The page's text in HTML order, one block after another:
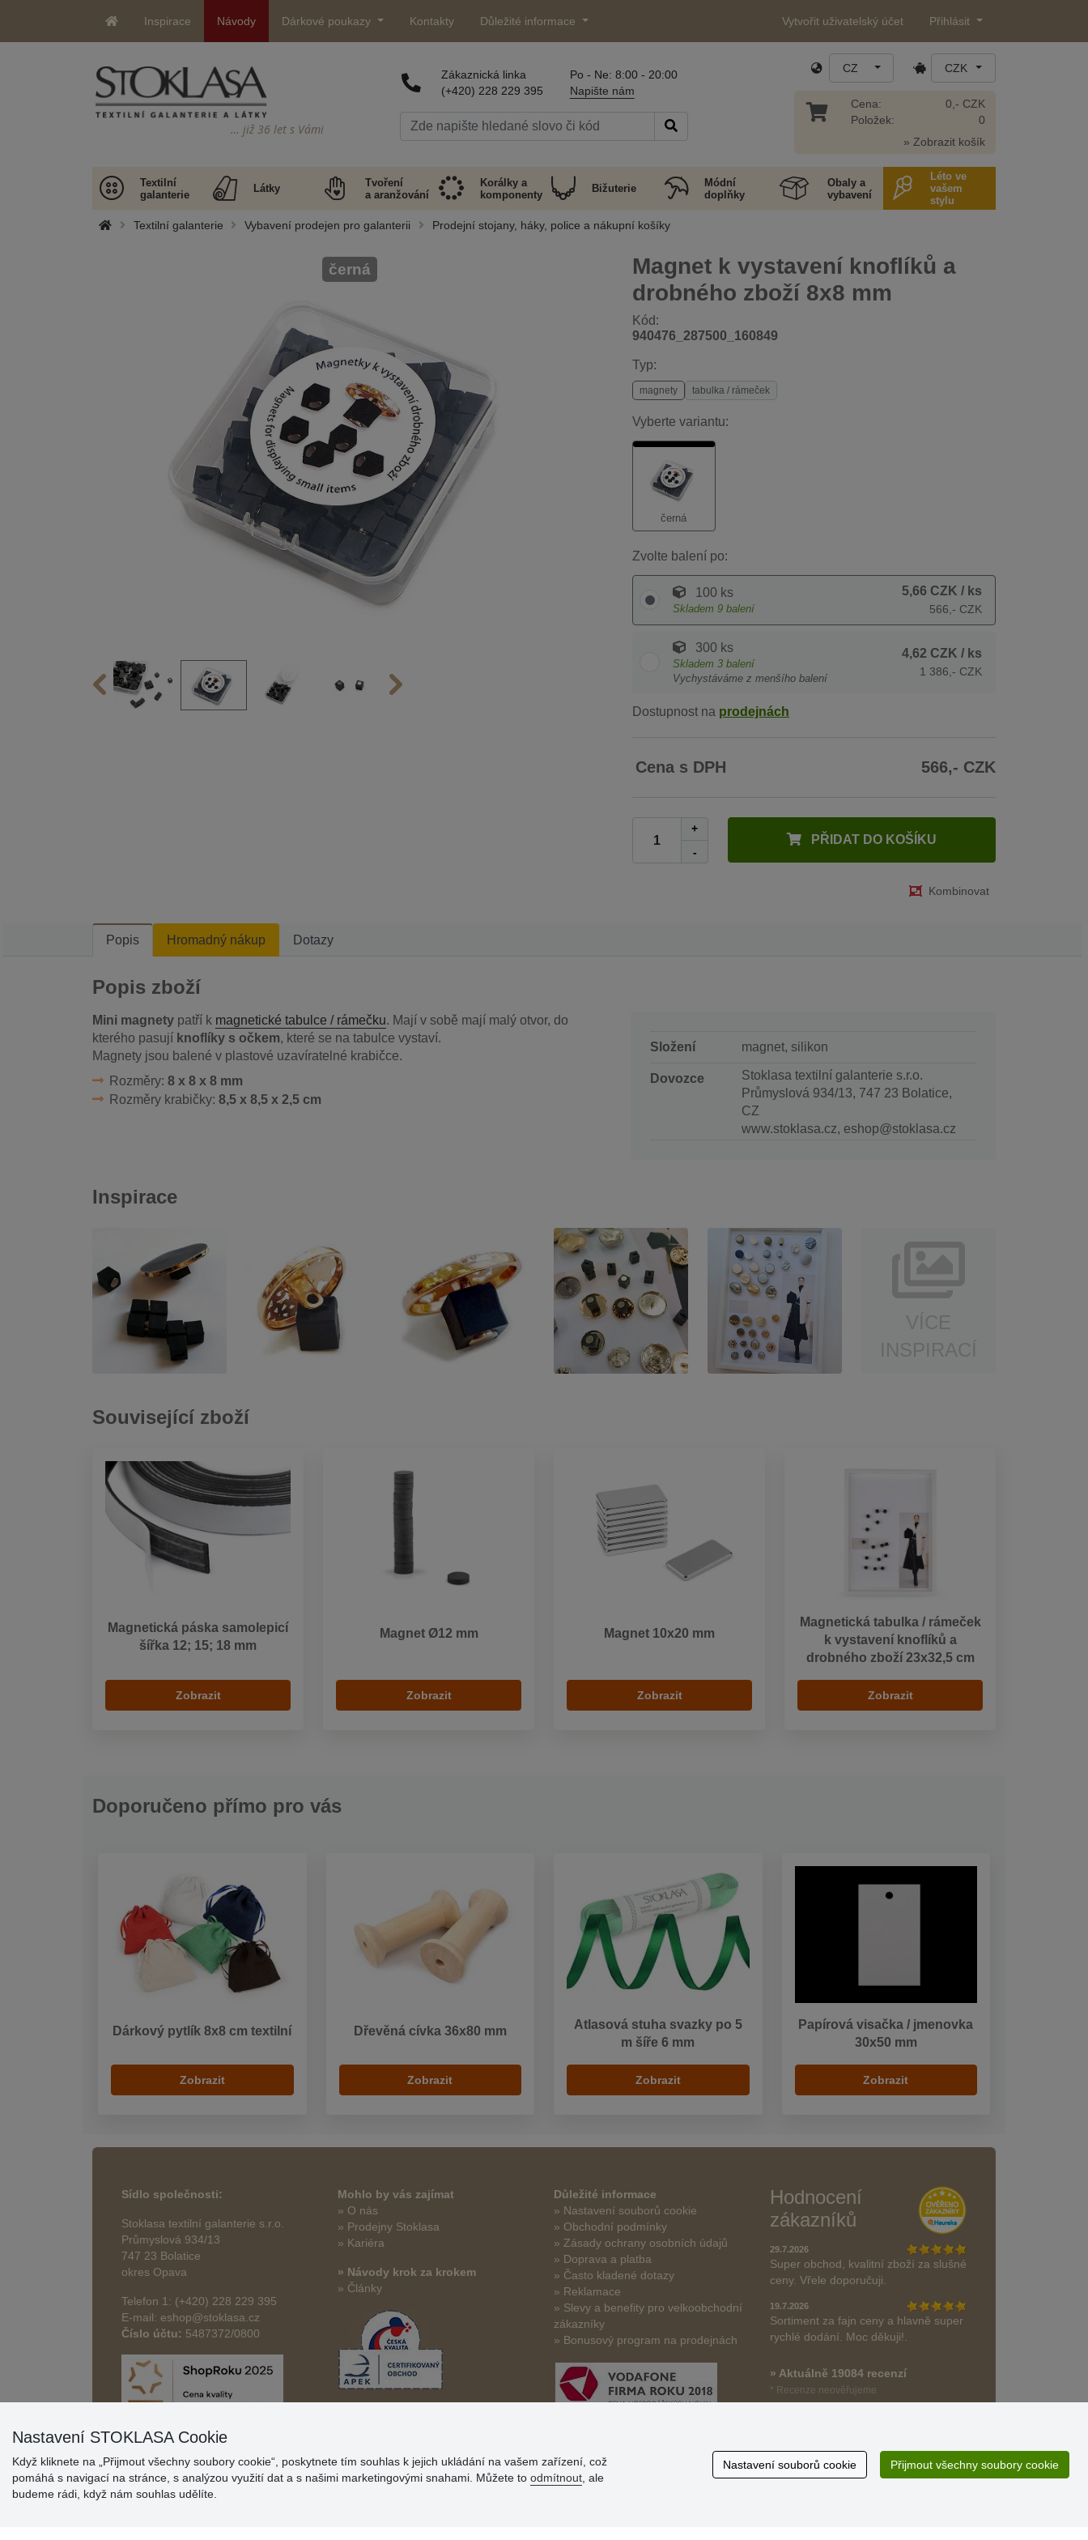
Inspirace Návody Dárkové poukazy Kontakty Důležité informace Vytvořit uživatelský účet Přihlásit
… již 36 let s Vámi
Zákaznická linka
(+420) 228 229 395
Po - Ne: 8:00 - 20:00
Napište nám
CZ CZK
Cena:
Položek:
0,- CZK
0
» Zobrazit košík
Textilní
galanterie
Látky
Tvoření
a aranžování
Korálky a
komponenty
Bižuterie
Módní
doplňky
Obaly a
vybavení
Léto ve
vašem
stylu
Textilní galanterie Vybavení prodejen pro galanterii Prodejní stojany, háky, police a nákupní košíky
Magnet k vystavení knoflíků a
drobného zboží 8x8 mm
Kód:
940476_287500_160849
černá
Typ:
magnety tabulka / rámeček
Vyberte variantu:
černá
Zvolte balení po:
100 ks
Skladem 9 balení
5,66 CZK / ks
566,- CZK
300 ks
Skladem 3 balení
Vychystáváme z menšího balení
4,62 CZK / ks
1 386,- CZK
Dostupnost na prodejnách
Cena s DPH 566,- CZK
+
-
PŘIDAT DO KOŠÍKU
Kombinovat
Popis Hromadný nákup Dotazy
Popis zboží
Mini magnety patří k magnetické tabulce / rámečku. Mají v sobě mají malý otvor, do
kterého pasují knoflíky s očkem, které se na tabulce vystaví.
Magnety jsou balené v plastové uzavíratelné krabičce.
Rozměry: 8 x 8 x 8 mm
Rozměry krabičky: 8,5 x 8,5 x 2,5 cm
Složení magnet, silikon
Dovozce
Stoklasa textilní galanterie s.r.o.
Průmyslová 934/13, 747 23 Bolatice,
CZ
www.stoklasa.cz, eshop@stoklasa.cz
Inspirace
Související zboží
Magnetická páska samolepicí
šířka 12; 15; 18 mm
Zobrazit
Magnet Ø12 mm
Zobrazit
Magnet 10x20 mm
Zobrazit
Magnetická tabulka / rámeček
k vystavení knoflíků a
drobného zboží 23x32,5 cm
Zobrazit
Doporučeno přímo pro vás
Dárkový pytlík 8x8 cm textilní
Zobrazit
Dřevěná cívka 36x80 mm
Zobrazit
Atlasová stuha svazky po 5
m šíře 6 mm
Zobrazit
Papírová visačka / jmenovka
30x50 mm
Zobrazit
Sídlo společnosti:
Stoklasa textilní galanterie s.r.o.
Průmyslová 934/13
747 23 Bolatice
okres Opava
Telefon 1: (+420) 228 229 395
E-mail: eshop@stoklasa.cz
Číslo účtu: 5487372/0800
Mohlo by vás zajímat
» O nás
» Prodejny Stoklasa
» Kariéra
» Návody krok za krokem
» Články
Důležité informace
» Nastavení souborů cookie
» Obchodní podmínky
» Zásady ochrany osobních údajů
» Doprava a platba
» Často kladené dotazy
» Reklamace
» Slevy a benefity pro velkoobchodní
zákazníky
» Bonusový program na prodejnách
Hodnocení
zákazníků
29.7.2026
Super obchod, kvalitní zboží za slušné
ceny. Vřele doporučuji.
19.7.2026
Sortiment za fajn ceny a hlavně super
rychlé dodání. Moc děkuji!.
» Aktuálně 19084 recenzí
* Recenze neověřujeme
Nastavení STOKLASA Cookie
Když kliknete na „Přijmout všechny soubory cookie“, poskytnete tím souhlas k jejich ukládání na vašem zařízení, což
pomáhá s navigací na stránce, s analýzou využití dat a s našimi marketingovými snahami. Můžete to odmítnout , ale
budeme rádi, když nám souhlas udělíte.
Nastavení souborů cookie Přijmout všechny soubory cookie